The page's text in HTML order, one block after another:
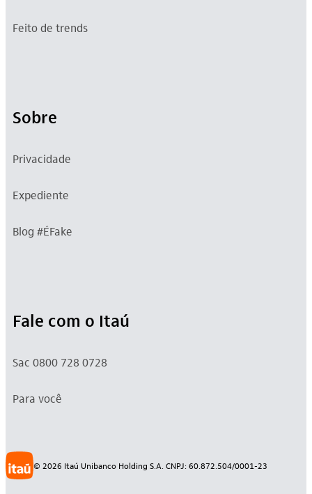
Feito de trends
Sobre
Privacidade
Expediente
Blog #ÉFake
Fale com o Itaú
Sac 0800 728 0728
Para você
© 2026 Itaú Unibanco Holding S.A. CNPJ: 60.872.504/0001-23